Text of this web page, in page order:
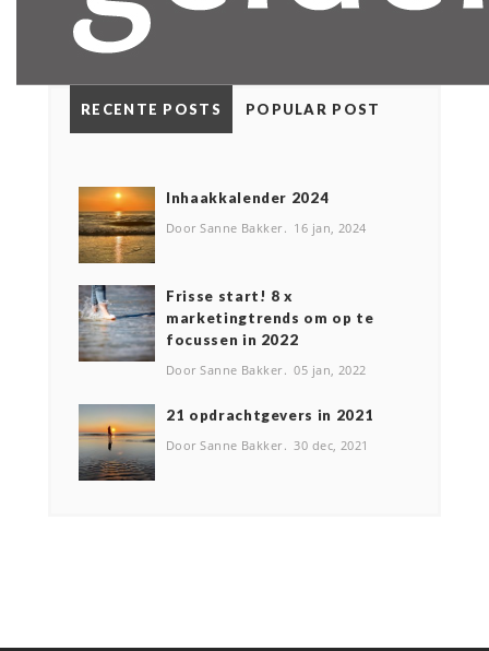
RECENTE POSTS POPULAR POST
Inhaakkalender 2024
Door Sanne Bakker 16 jan, 2024
Frisse start! 8 x
marketingtrends om op te
focussen in 2022
Door Sanne Bakker 05 jan, 2022
2️1 opdrachtgevers in 2021
Door Sanne Bakker 30 dec, 2021